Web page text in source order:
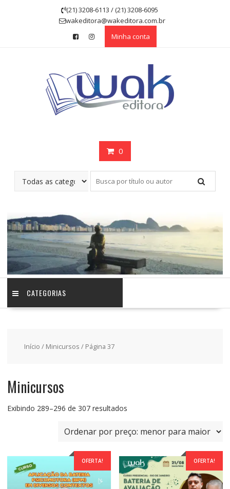
(21) 3208-6113 / (21) 3208-6095
wakeditora@wakeditora.com.br
Minha conta
0
CATEGORIAS
Início / Minicursos / Página 37
Minicursos
Exibindo 289–296 de 307 resultadosClassificado
preço:
alto
OFERTA! OFERTA!